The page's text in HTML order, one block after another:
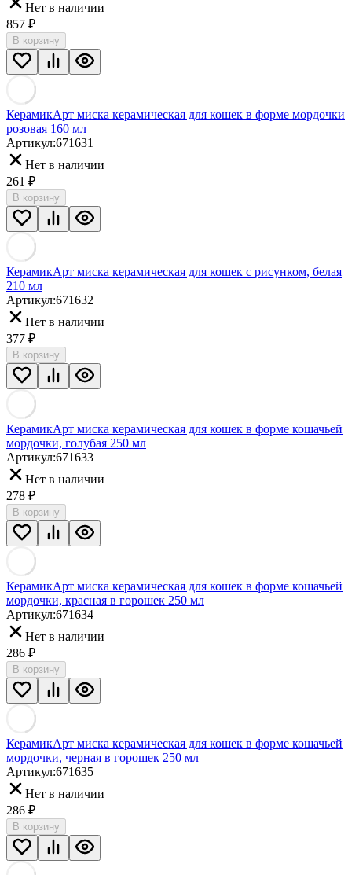
Нет в наличии
857 ₽
В корзину
КерамикАрт миска керамическая для кошек в форме мордочки
розовая 160 мл
Артикул:671631
Нет в наличии
261 ₽
В корзину
КерамикАрт миска керамическая для кошек с рисунком, белая
210 мл
Артикул:671632
Нет в наличии
377 ₽
В корзину
КерамикАрт миска керамическая для кошек в форме кошачьей
мордочки, голубая 250 мл
Артикул:671633
Нет в наличии
278 ₽
В корзину
КерамикАрт миска керамическая для кошек в форме кошачьей
мордочки, красная в горошек 250 мл
Артикул:671634
Нет в наличии
286 ₽
В корзину
КерамикАрт миска керамическая для кошек в форме кошачьей
мордочки, черная в горошек 250 мл
Артикул:671635
Нет в наличии
286 ₽
В корзину